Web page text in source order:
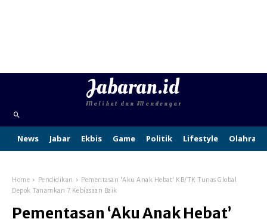
Jabaran.id
Melihat dan Mendengar
News Jabar Ekbis Game Politik Lifestyle Olahraga
Home Pendidikan
Pementasan 'Aku Anak Hebat' KB/TK Tunas Global
Depok Tanamkan 7 Kebiasaan Baik
Pementasan ‘Aku Anak Hebat’